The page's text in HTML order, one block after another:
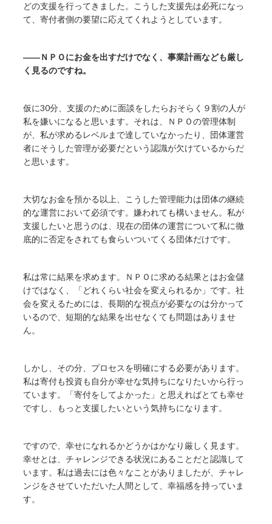
どの支援を行ってきました。こうした支援先は必死になっ
て、寄付者側の要望に応えてくれようとしています。
――ＮＰＯにお金を出すだけでなく、事業計画なども厳し
く見るのですね。
仮に30分、支援のために面談をしたらおそらく９割の人が
私を嫌いになると思います。それは、ＮＰＯの管理体制
が、私が求めるレベルまで達していなかったり、団体運営
者にそうした管理が必要だという認識が欠けているからだ
と思います。
大切なお金を預かる以上、こうした管理能力は団体の継続
的な運営において必須です。嫌われても構いません。私が
支援したいと思うのは、現在の団体の運営について私に徹
底的に否定をされても食らいついてくる団体だけです。
私は常に結果を求めます。ＮＰＯに求める結果とはお金儲
けではなく、「どれくらい社会を変えられるか」です。社
会を変えるためには、長期的な視点が必要なのは分かって
いるので、短期的な結果を出せなくても問題はありませ
ん。
しかし、その分、プロセスを明確にする必要があります。
私は寄付も投資も自分が幸せな気持ちになりたいから行っ
ています。「寄付をしてよかった」と思えればとても幸せ
ですし、もっと支援したいという気持ちになります。
ですので、幸せになれるかどうかはかなり厳しく見ます。
幸せとは、チャレンジできる状況にあることだと認識して
います。私は過去には色々なことがありましたが、チャレ
ンジをさせていただいた人間として、幸福感を持っていま
す。